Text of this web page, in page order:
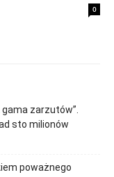
0
zarzutów”.
sto milionów
poważnego